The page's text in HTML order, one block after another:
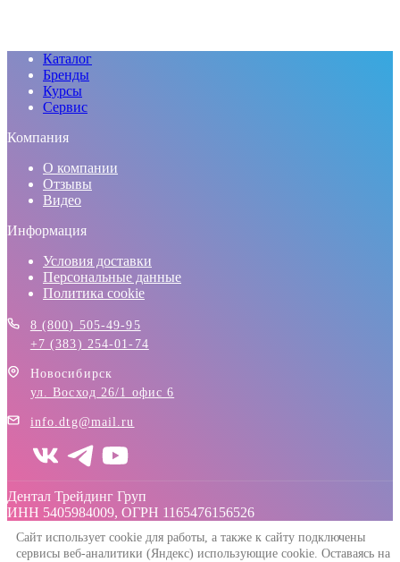
Каталог
Бренды
Курсы
Сервис
Компания
О компании
Отзывы
Видео
Информация
Условия доставки
Персональные данные
Политика cookie
8 (800) 505-49-95
+7 (383) 254-01-74
Новосибирск
ул. Восход 26/1 офис 6
info.dtg@mail.ru
Дентал Трейдинг Груп
ИНН 5405984009, ОГРН 1165476156526
Сайт использует cookie для работы, а также к сайту подключены
сервисы веб-аналитики (Яндекс) использующие cookie. Оставаясь на